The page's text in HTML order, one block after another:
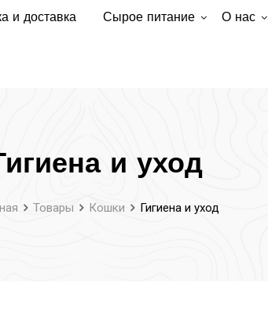
и доставка Сырое питание О нас
и уход
Товары Кошки Гигиена и уход